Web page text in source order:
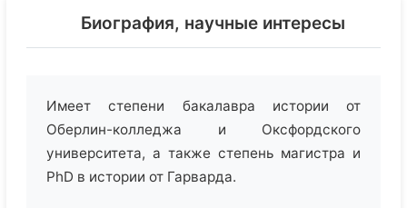
Биография, научные интересы
Имеет степени бакалавра истории от
Оберлин-колледжа и Оксфордского
университета, а также степень магистра и
PhD в истории от Гарварда.